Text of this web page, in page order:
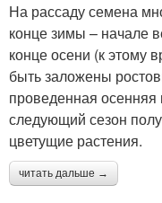
Сорта для
региона
Новые сорта
На рассаду семена
конце зимы – начале
конце осени (к этому
быть заложены
проведенная осенняя
следующий сезон
цветущие растения.
читать дальше →